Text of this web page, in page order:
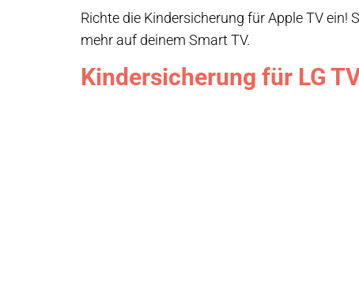
Richte die Kindersicherung für Apple TV
mehr auf deinem Smart TV.
Kindersicherung für LG